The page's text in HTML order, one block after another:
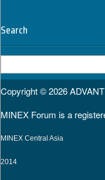
Search
Search
for:
Copyright © 2026
MINEX Forum is a
MINEX Central Asia
2014